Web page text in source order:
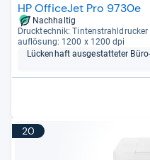
HP OfficeJet Pro 9730e
Nachhaltig
Druck­tech­nik: Tin­ten­strahl­dru­cker
auf­lö­sung: 1200 x 1200 dpi
Lücken­haft aus­ge­stat­te­ter
20